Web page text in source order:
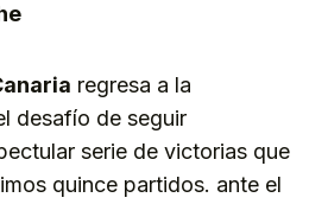
regresa a la
desafío de seguir
serie de victorias que
quince partidos. ante el